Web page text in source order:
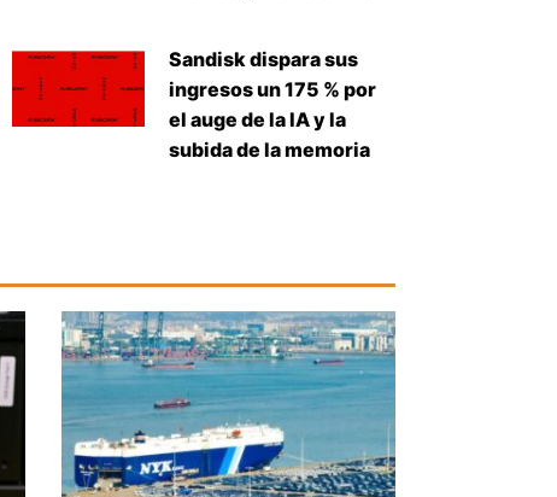
Sandisk dispara sus
ingresos un 175 % por
el auge de la IA y la
subida de la memoria